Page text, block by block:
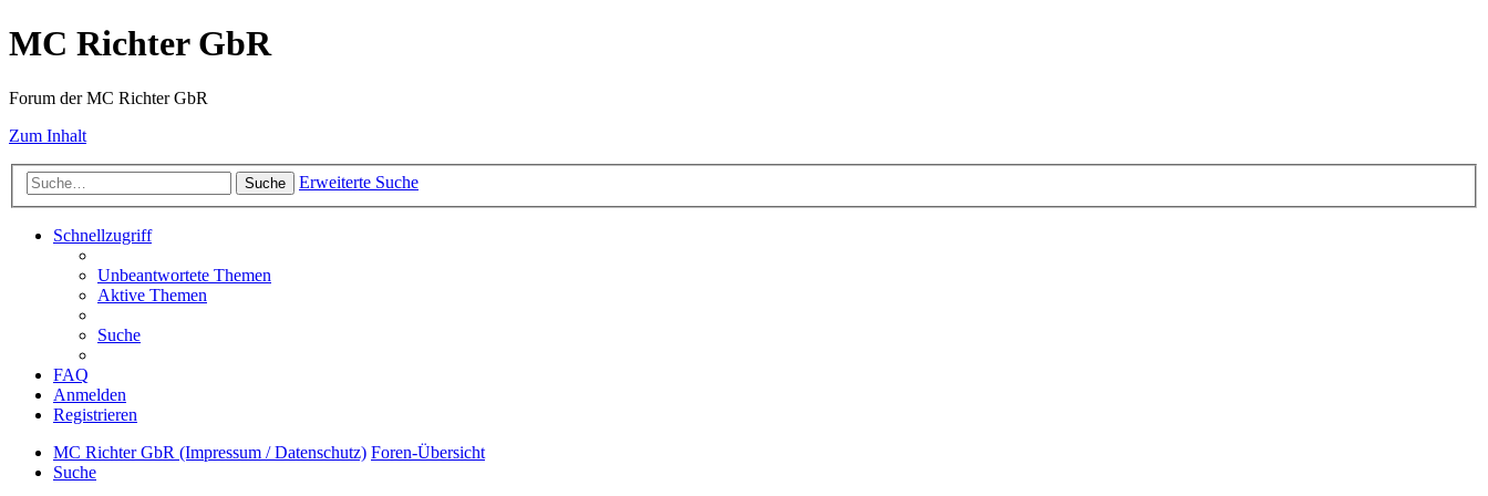
MC Richter GbR
Forum der MC Richter GbR
Zum Inhalt
Suche Erweiterte Suche
Schnellzugriff
Unbeantwortete Themen
Aktive Themen
Suche
FAQ
Anmelden
Registrieren
MC Richter GbR (Impressum / Datenschutz) Foren-Übersicht
Suche